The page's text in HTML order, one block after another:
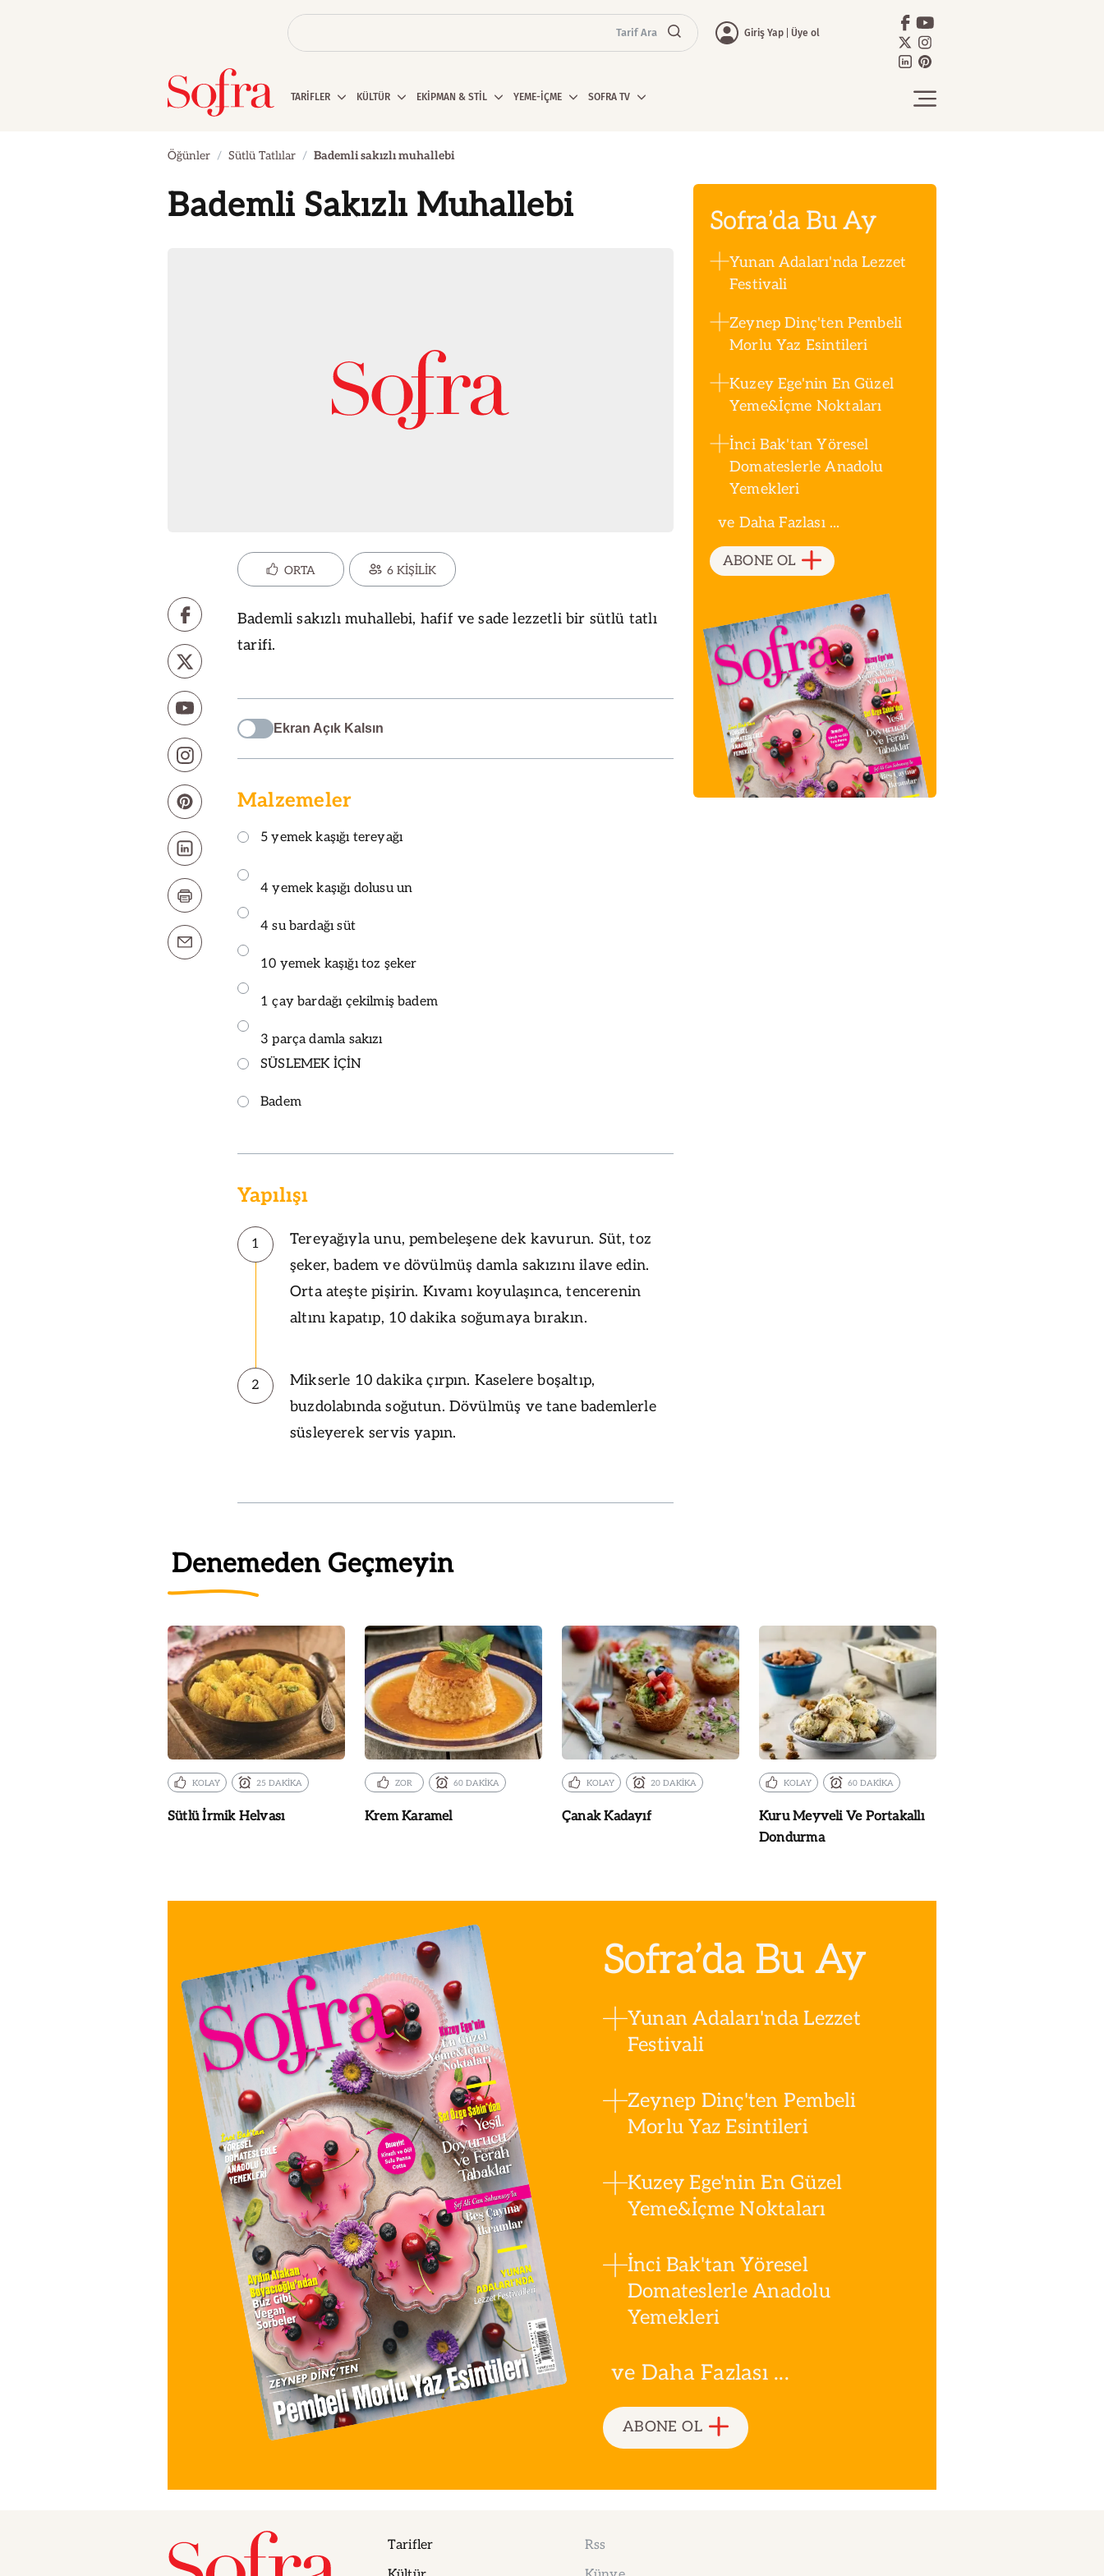
Tarif Ara Giriş Yap Üye ol
TARİFLER KÜLTÜR EKİPMAN & STİL YEME-İÇME SOFRA TV
Öğünler Sütlü Tatlılar Bademli sakızlı muhallebi
Bademli Sakızlı Muhallebi
ORTA 6 KİŞİLİK
Bademli sakızlı muhallebi, hafif ve sade lezzetli bir sütlü tatlı
tarifi.
Ekran Açık Kalsın
Malzemeler
5 yemek kaşığı tereyağı
4 yemek kaşığı dolusu un
4 su bardağı süt
10 yemek kaşığı toz şeker
1 çay bardağı çekilmiş badem
3 parça damla sakızı
SÜSLEMEK İÇİN
Badem
Yapılışı
1
Tereyağıyla unu, pembeleşene dek kavurun. Süt, toz
şeker, badem ve dövülmüş damla sakızını ilave edin.
Orta ateşte pişirin. Kıvamı koyulaşınca, tencerenin
altını kapatıp, 10 dakika soğumaya bırakın.
2
Mikserle 10 dakika çırpın. Kaselere boşaltıp,
buzdolabında soğutun. Dövülmüş ve tane bademlerle
süsleyerek servis yapın.
Sofra’da Bu Ay
Yunan Adaları'nda Lezzet
Festivali
Zeynep Dinç'ten Pembeli
Morlu Yaz Esintileri
Kuzey Ege'nin En Güzel
Yeme&İçme Noktaları
İnci Bak'tan Yöresel
Domateslerle Anadolu
Yemekleri
ve Daha Fazlası ...
ABONE OL
Denemeden Geçmeyin
KOLAY 25 DAKİKA
Sütlü İrmik Helvası
ZOR 60 DAKİKA
Krem Karamel
KOLAY 20 DAKİKA
Çanak Kadayıf
KOLAY 60 DAKİKA
Kuru Meyveli Ve Portakallı
Dondurma
Sofra’da Bu Ay
Yunan Adaları'nda Lezzet
Festivali
Zeynep Dinç'ten Pembeli
Morlu Yaz Esintileri
Kuzey Ege'nin En Güzel
Yeme&İçme Noktaları
İnci Bak'tan Yöresel
Domateslerle Anadolu
Yemekleri
ve Daha Fazlası ...
ABONE OL
Tarifler
Rss